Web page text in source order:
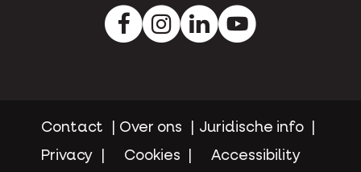
FacebookInstagramLinkedInYoutube
Contact Over ons
Juridische info
Privacy
Cookies Accessibility